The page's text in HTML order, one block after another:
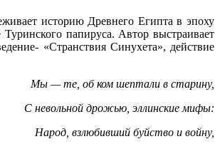
историю Древнего Египта в эпоху
папируса. Автор выстраивает
«Странствия Синухета», действие
Мы — те, об ком шептали в старину,
С невольной дрожью, эллинские мифы:
Народ, взлюбивший буйство и войну,